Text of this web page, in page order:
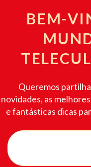
BEM-
Queremos
novidades, as
e fantásticas dicas